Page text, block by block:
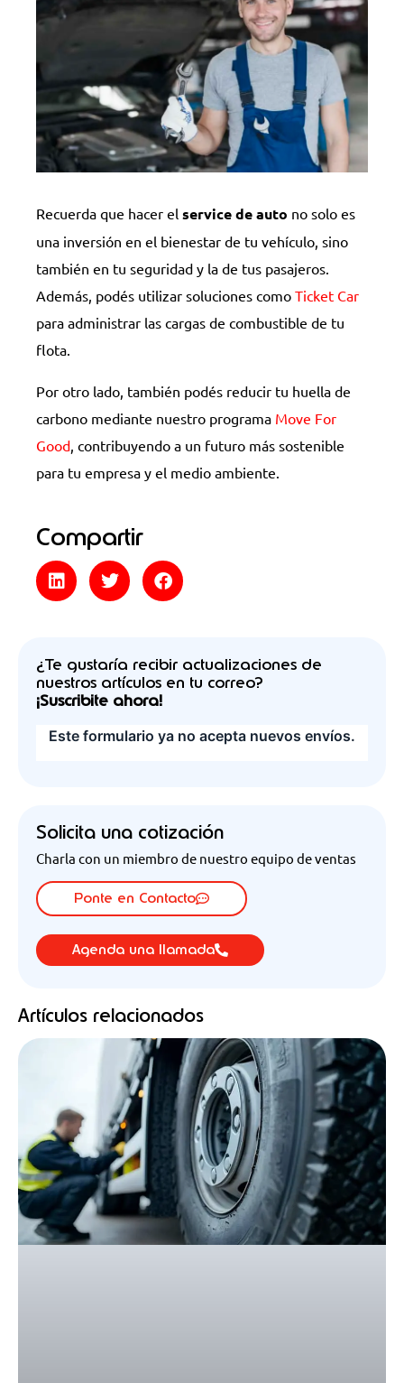
Recuerda que hacer el service de auto no solo es
una inversión en el bienestar de tu vehículo, sino
también en tu seguridad y la de tus pasajeros.
Además, podés utilizar soluciones como Ticket Car
para administrar las cargas de combustible de tu
flota.
Por otro lado, también podés reducir tu huella de
carbono mediante nuestro programa Move For
Good, contribuyendo a un futuro más sostenible
para tu empresa y el medio ambiente.
Compartir
¿Te gustaría recibir actualizaciones de
nuestros artículos en tu correo?
¡Suscribite ahora!
Solicita una cotización
Charla con un miembro de nuestro equipo de ventas
Ponte en Contacto
Agenda una llamada
Artículos relacionados